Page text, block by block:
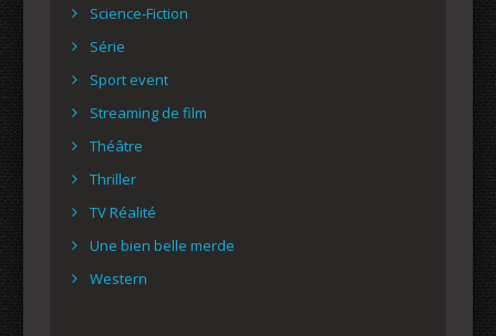
Science-Fiction
Série
Sport event
Streaming de film
Théâtre
Thriller
TV Réalité
Une bien belle merde
Western